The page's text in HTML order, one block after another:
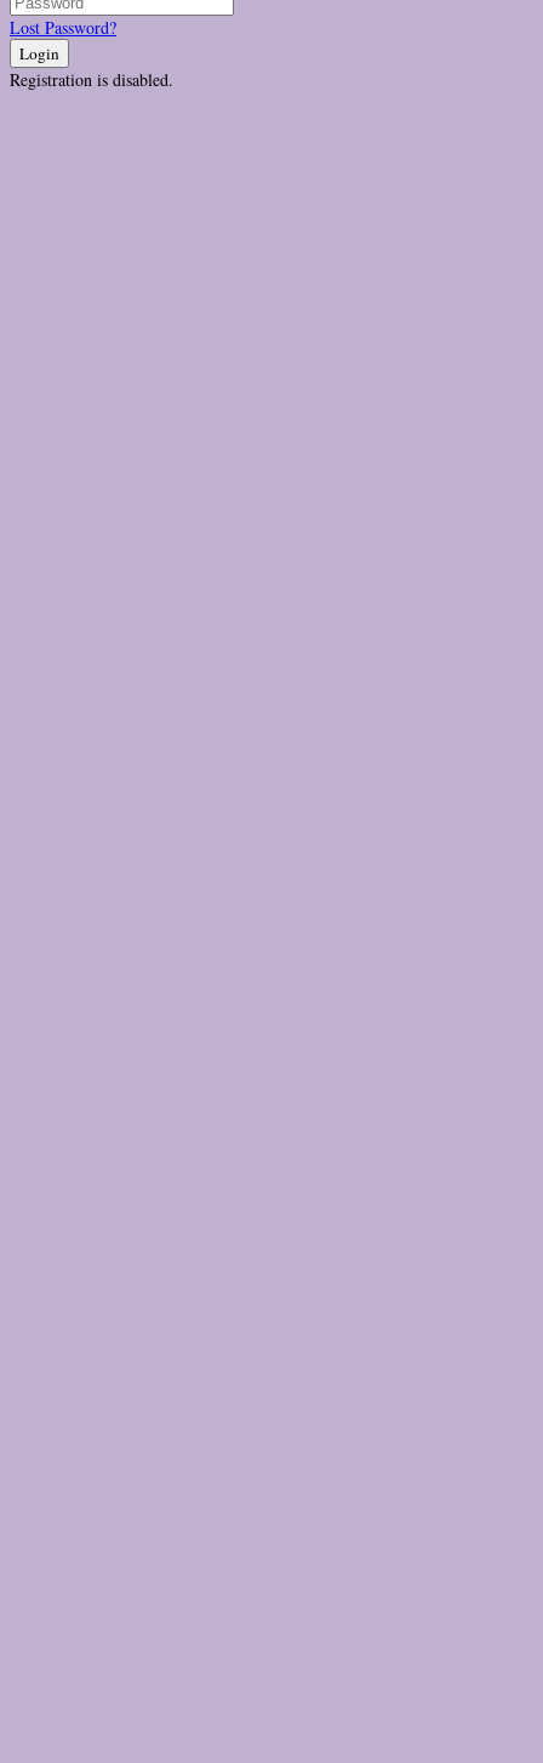
Lost Password?
Login
Registration is disabled.